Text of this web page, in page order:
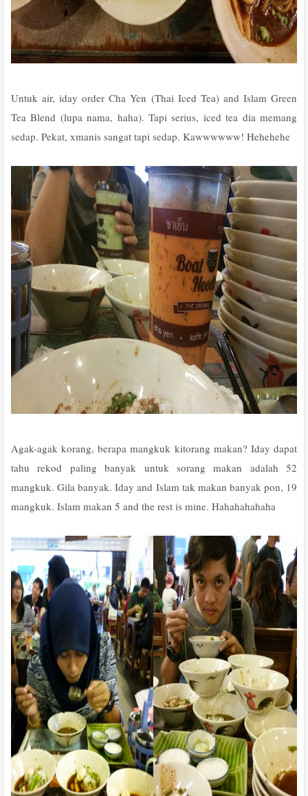
Untuk air, iday order Cha Yen (Thai Iced Tea) and Islam Green
Tea Blend (lupa nama, haha). Tapi serius, iced tea dia memang
sedap. Pekat, xmanis sangat tapi sedap. Kawwwwww! Hehehehe
Agak-agak korang, berapa mangkuk kitorang makan? Iday dapat
tahu rekod paling banyak untuk sorang makan adalah 52
mangkuk. Gila banyak. Iday and Islam tak makan banyak pon, 19
mangkuk. Islam makan 5 and the rest is mine. Hahahahahaha